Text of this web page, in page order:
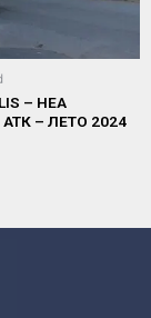
– НЕА
– ЛЕТО 2024